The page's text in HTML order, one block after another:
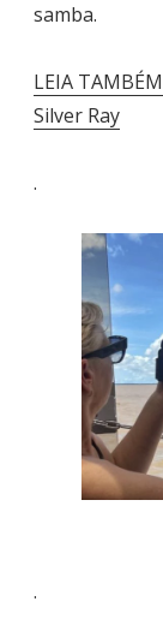
samba.
LEIA
Silver Ray
.
.